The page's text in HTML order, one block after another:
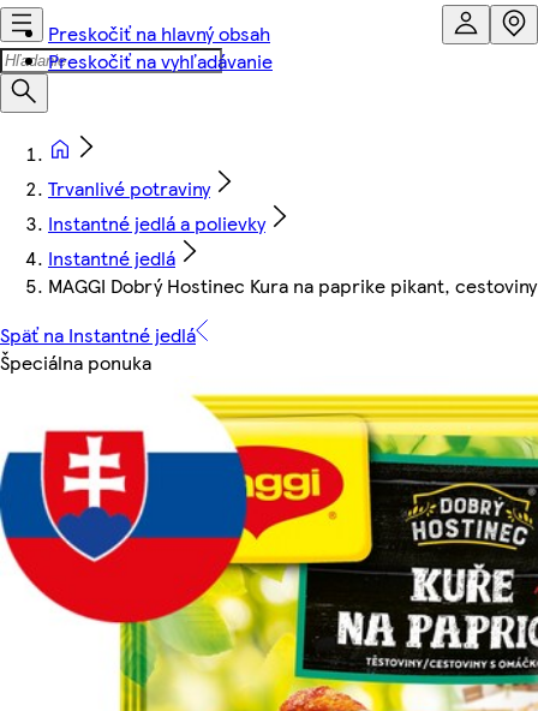
Preskočiť na hlavný obsah
Preskočiť na vyhľadávanie
Trvanlivé potraviny
Instantné jedlá a polievky
Instantné jedlá
MAGGI Dobrý Hostinec Kura na paprike pikant,
Späť na Instantné jedlá
Špeciálna ponuka